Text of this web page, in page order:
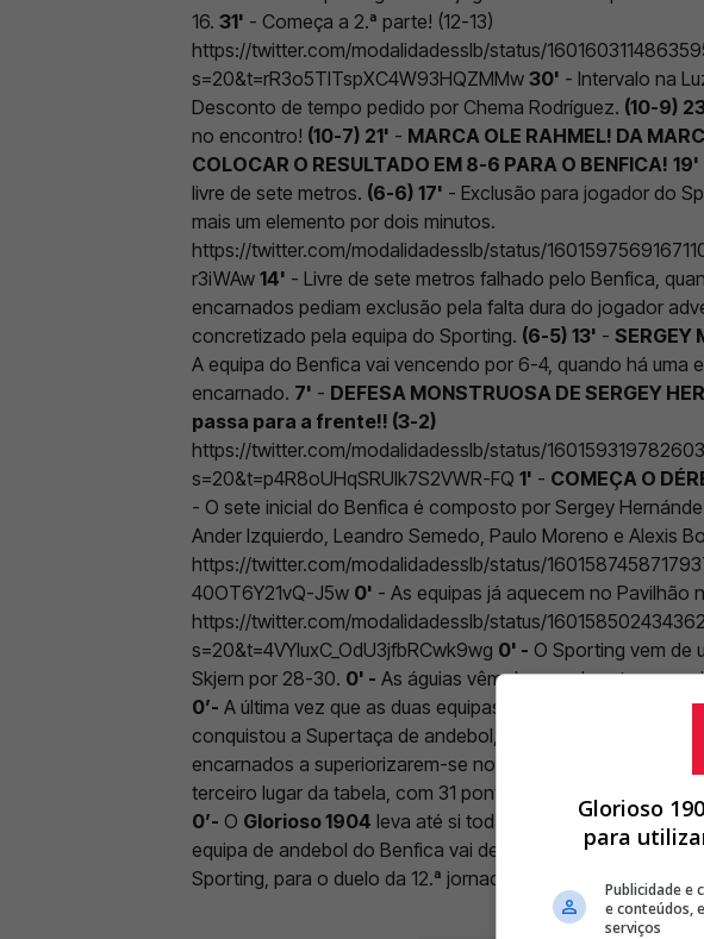
16. 31' - Começa a 2.ª parte! (12-13)
https://twitter.com/modalidadesslb/status/
s=20&t=rR3o5TITspXC4W93HQZMMw 30' - Intervalo na
Desconto de tempo pedido por Chema Rodríguez. (10-9)
no encontro! (10-7) 21' - MARCA OLE RAHMEL! DA
COLOCAR O RESULTADO EM 8-6 PARA O BENFICA! 19'
livre de sete metros. (6-6) 17' - Exclusão para jogador do
mais um elemento por dois minutos.
https://twitter.com/modalidadesslb/status/
r3iWAw 14' - Livre de sete metros falhado pelo Benfica,
encarnados pediam exclusão pela falta dura do jogador
concretizado pela equipa do Sporting. (6-5) 13' - SERGEY
A equipa do Benfica vai vencendo por 6-4, quando há uma
encarnado. 7' - DEFESA MONSTRUOSA DE SERGEY
passa para a frente!! (3-2)
https://twitter.com/modalidadesslb/status/
s=20&t=p4R8oUHqSRUIk7S2VWR-FQ 1' - COMEÇA O
- O sete inicial do Benfica é composto por Sergey
Ander Izquierdo, Leandro Semedo, Paulo Moreno e Alexis
https://twitter.com/modalidadesslb/status/
40OT6Y21vQ-J5w 0' - As equipas já aquecem no Pavilhão
https://twitter.com/modalidadesslb/status/
s=20&t=4VYluxC_OdU3jfbRCwk9wg 0' - O Sporting vem de
Skjern por 28-30. 0' - As águias vêm de uma derrota
0’- A última vez que as duas equipas se defrontaram foi no
conquistou a Supertaça de andebol, com o encontro a ficar
encarnados a superiorizarem-se no prolongamento, por 13-
terceiro lugar da tabela, com 31 pontos, enquanto que o
0’- O Glorioso 1904 leva até si todas as emoções deste
equipa de andebol do Benfica vai defrontar, este sábado,
Sporting, para o duelo da 12.ª jornada do Campeonato
Glorioso
para
Publicidade e
e conteúdos,
serviços